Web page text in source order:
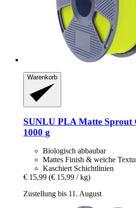
Warenkorb
SUNLU PLA Matte Sprout
1000 g
Biologisch abbaubar
Mattes Finish & weiche
Kaschiert Schichtlinien
€ 15,99 (€ 15,99 / kg)
Zustellung bis 11. August